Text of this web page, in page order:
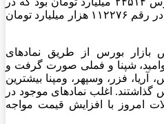
نهایت ارزش کل بازار بورس را در رقم ۱۱۲۲۷۶ هزار میلیارد تومان
بازار بورس از طریق نمادهای
وامید، شپنا و فملی صورت گرفت و
فزر، وسپهر، ومپنا بیشترین
گذاشتند. اغلب نمادهای موجود در
امروز با افزایش قیمت مواجه